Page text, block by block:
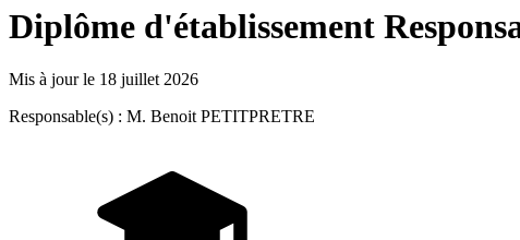
Diplôme d'établissement
Mis à jour le 18 juillet 2026
Responsable(s) : M. Benoit PETITPRETRE